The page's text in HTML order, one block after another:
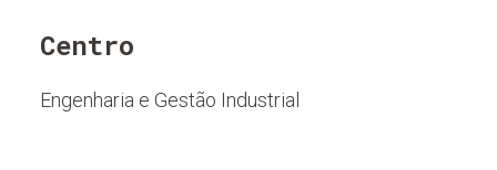
Centro
Engenharia e Gestão Industrial